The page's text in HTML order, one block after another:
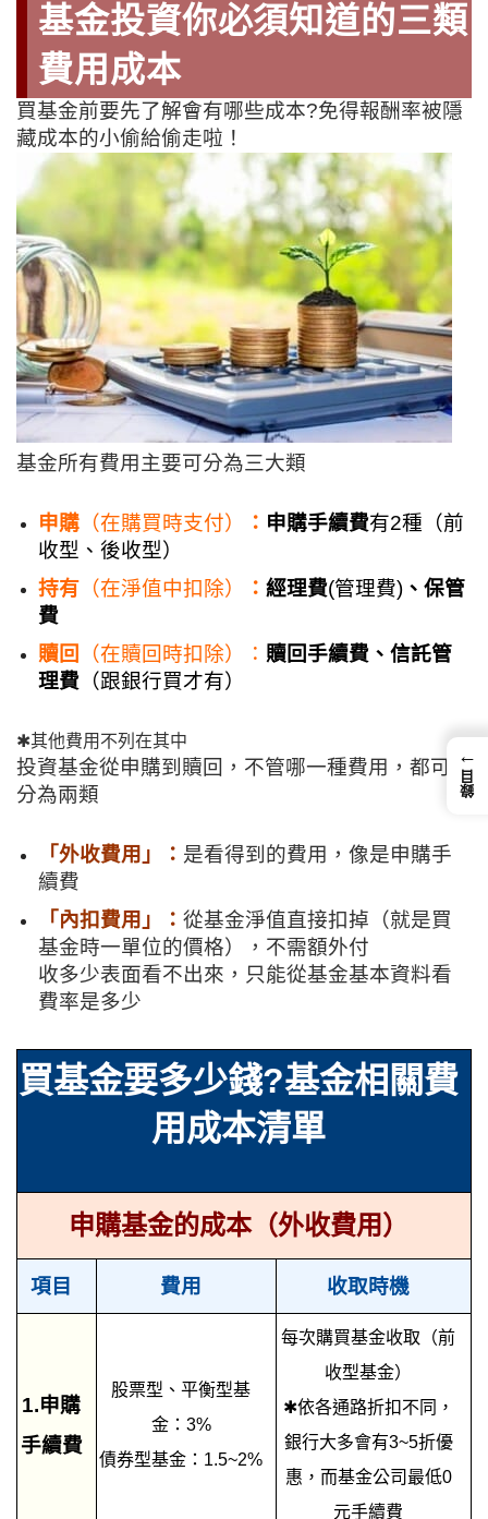
基金投資你必須知道的三類
費用成本
買基金前要先了解會有哪些成本?免得報酬率被隱
藏成本的小偷給偷走啦！
基金所有費用主要可分為三大類
申購 （在購買時支付） ： 申購手續費有2種（前
收型、後收型）
持有 （在淨值中扣除） ： 經理費(管理費) 、保管
費
贖回
（在贖回時扣除）： 贖回手續費、信託管
理費 （跟銀行買才有）
✱其他費用不列在其中
投資基金從申購到贖回，不管哪一種費用，都可以
分為兩類
「外收費用」： 是看得到的費用，像是申購手
續費
「 內扣費用」： 從基金淨值直接扣掉（就是買
基金時一單位的價格），不需額外付
收多少表面看不出來，只能從基金基本資料看
費率是多少
買基金要多少錢?基金相關費
用成本清單
申購基金的成本（外收費用）
項目 費用 收取時機
1.申購
手續費
股票型、平衡型基
金：3%
債券型基金：1.5~2%
每次購買基金收取（前
收型基金）
✱依各通路折扣不同，
銀行大多會有3~5折優
惠，而基金公司最低0
元手續費
←
錄目